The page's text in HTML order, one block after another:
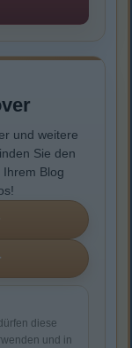
und weitere
Sie den
Blog
diese
und in